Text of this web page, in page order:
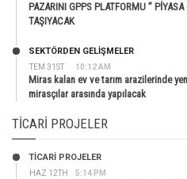
PAZARINI GPPS PLATFORMU ”
TAŞIYACAK
TEM 31ST 10:12 AM
SEKTÖRDEN GELIŞMELER
Miras kalan ev ve tarım arazilerinde
mirasçılar arasında yapılacak
TICARI PROJELER
HAZ 12TH 5:14 PM
TİCARİ PROJELER